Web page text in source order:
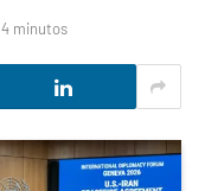
4 minutos